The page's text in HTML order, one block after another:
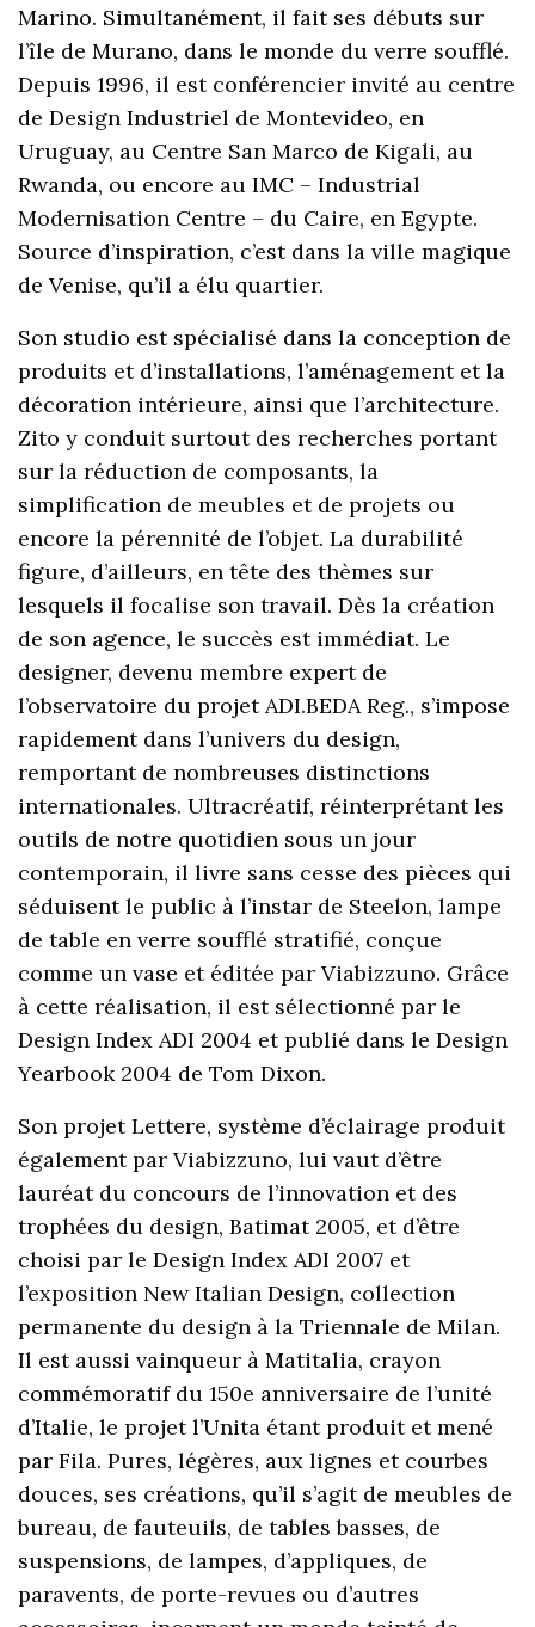
Marino. Simultanément, il fait ses débuts sur
l’île de Murano, dans le monde du verre soufflé.
Depuis 1996, il est conférencier invité au centre
de Design Industriel de Montevideo, en
Uruguay, au Centre San Marco de Kigali, au
Rwanda, ou encore au IMC – Industrial
Modernisation Centre – du Caire, en Egypte.
Source d’inspiration, c’est dans la ville magique
de Venise, qu’il a élu quartier.
Son studio est spécialisé dans la conception de
produits et d’installations, l’aménagement et la
décoration intérieure, ainsi que l’architecture.
Zito y conduit surtout des recherches portant
sur la réduction de composants, la
simplification de meubles et de projets ou
encore la pérennité de l’objet. La durabilité
figure, d’ailleurs, en tête des thèmes sur
lesquels il focalise son travail. Dès la création
de son agence, le succès est immédiat. Le
designer, devenu membre expert de
l’observatoire du projet ADI.BEDA Reg., s’impose
rapidement dans l’univers du design,
remportant de nombreuses distinctions
internationales. Ultracréatif, réinterprétant les
outils de notre quotidien sous un jour
contemporain, il livre sans cesse des pièces qui
séduisent le public à l’instar de Steelon, lampe
de table en verre soufflé stratifié, conçue
comme un vase et éditée par Viabizzuno. Grâce
à cette réalisation, il est sélectionné par le
Design Index ADI 2004 et publié dans le Design
Yearbook 2004 de Tom Dixon.
Son projet Lettere, système d’éclairage produit
également par Viabizzuno, lui vaut d’être
lauréat du concours de l’innovation et des
trophées du design, Batimat 2005, et d’être
choisi par le Design Index ADI 2007 et
l’exposition New Italian Design, collection
permanente du design à la Triennale de Milan.
Il est aussi vainqueur à Matitalia, crayon
commémoratif du 150e anniversaire de l’unité
d’Italie, le projet l’Unita étant produit et mené
par Fila. Pures, légères, aux lignes et courbes
douces, ses créations, qu’il s’agit de meubles de
bureau, de fauteuils, de tables basses, de
suspensions, de lampes, d’appliques, de
paravents, de porte-revues ou d’autres